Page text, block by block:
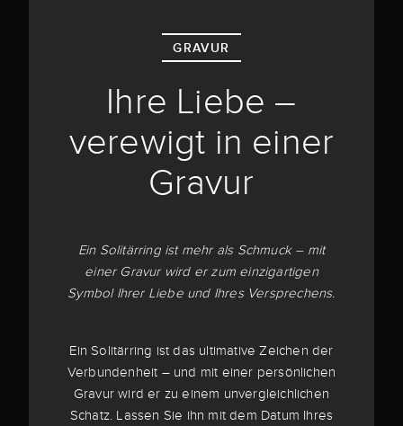
GRAVUR
Ihre Liebe –
verewigt in einer
Gravur
Ein Solitärring ist mehr als Schmuck – mit
einer Gravur wird er zum einzigartigen
Symbol Ihrer Liebe und Ihres Versprechens.
Ein Solitärring ist das ultimative Zeichen der
Verbundenheit – und mit einer persönlichen
Gravur wird er zu einem unvergleichlichen
Schatz. Lassen Sie ihn mit dem Datum Ihres